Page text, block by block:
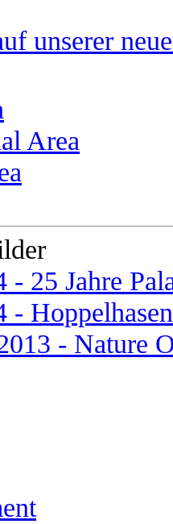
unserer
Area
- 25 Jahre
-
- Nature